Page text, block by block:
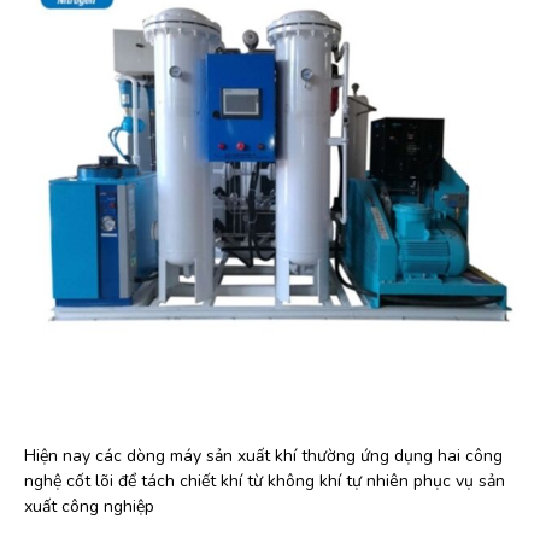
Hiện nay các dòng máy sản xuất khí thường ứng dụng hai công
nghệ cốt lõi để tách chiết khí từ không khí tự nhiên phục vụ sản
xuất công nghiệp